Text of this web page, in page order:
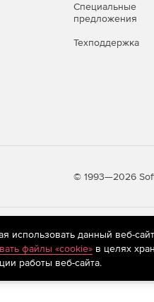
Специальные
предложения
Техподдержка
© 1993—2026
применяются
относящихся к
использовать данный веб-
файлы «cookie»в целях
работы веб-сайта.